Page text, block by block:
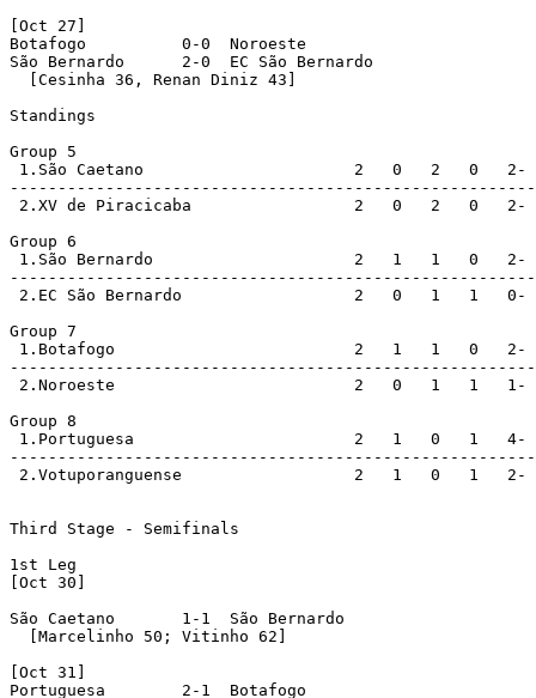
[Oct 27]
Botafogo          0-0  Noroeste
São Bernardo      2-0  EC São Bernardo
  [Cesinha 36, Renan Diniz 43]
Standings
Group 5
1.São Caetano                      2   0   2   0   2-
2.XV de Piracicaba                 2   0   2   0   2-
Group 6
1.São Bernardo                     2   1   1   0   2-
2.EC São Bernardo                  2   0   1   1   0-
Group 7
1.Botafogo                         2   1   1   0   2-
2.Noroeste                         2   0   1   1   1-
Group 8
1.Portuguesa                       2   1   0   1   4-
2.Votuporanguense                  2   1   0   1   2-
Third Stage - Semifinals
1st Leg
[Oct 30]
São Caetano       1-1  São Bernardo
  [Marcelinho 50; Vitinho 62]
[Oct 31]
Portuguesa        2-1  Botafogo